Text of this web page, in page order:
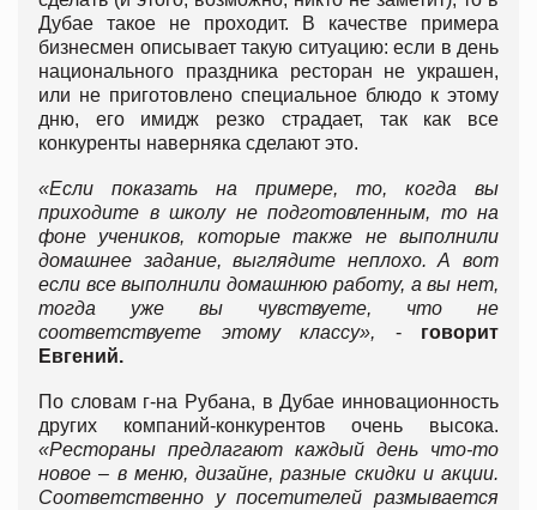
Дубае такое не проходит. В качестве примера
бизнесмен описывает такую ситуацию: если в день
национального праздника ресторан не украшен,
или не приготовлено специальное блюдо к этому
дню, его имидж резко страдает, так как все
конкуренты наверняка сделают это.
«Если показать на примере, то, когда вы
приходите в школу не подготовленным, то на
фоне учеников, которые также не выполнили
домашнее задание, выглядите неплохо. А вот
если все выполнили домашнюю работу, а вы нет,
тогда уже вы чувствуете, что не
соответствуете этому классу», - говорит
Евгений.
По словам г-на Рубана, в Дубае инновационность
других компаний-конкурентов очень высока.
«Рестораны предлагают каждый день что-то
новое – в меню, дизайне, разные скидки и акции.
Соответственно у посетителей размывается